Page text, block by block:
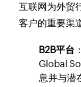
互联网为外贸
客户的重要渠
B2B平台
Global
息并与潜